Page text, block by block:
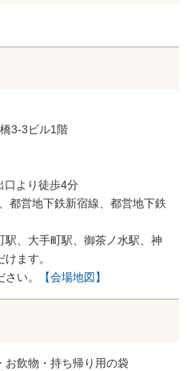
3-3ビル1階
口より徒歩4分
都営地下鉄新宿線、都営地下鉄
、大手町駅、御茶ノ水駅、神
ます。
い。 【会場地図】
お飲物・持ち帰り用の袋